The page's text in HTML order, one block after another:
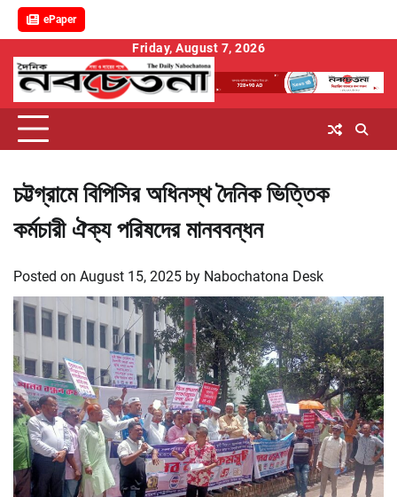
ePaper
content
Friday, August 7, 2026
চট্টগ্রামে বিপিসির অধিনস্থ দৈনিক ভিত্তিক
কর্মচারী ঐক্য পরিষদের মানববন্ধন
Posted on August 15, 2025 by Nabochatona Desk